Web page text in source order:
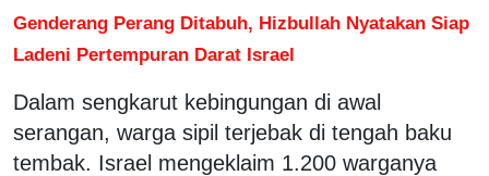
Genderang Perang Ditabuh, Hizbullah Nyatakan Siap
Ladeni Pertempuran Darat Israel
Dalam sengkarut kebingungan di awal
serangan, warga sipil terjebak di tengah baku
tembak. Israel mengeklaim 1.200 warganya